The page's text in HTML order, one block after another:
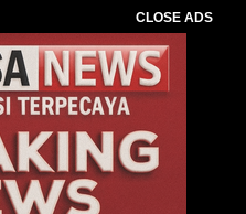
CLOSE ADS